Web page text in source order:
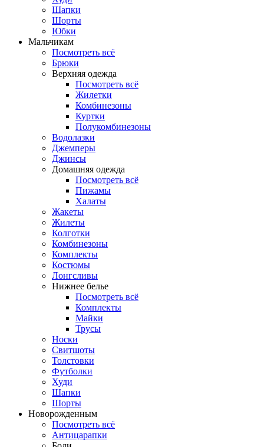
Шапки
Шорты
Юбки
Мальчикам
Посмотреть всё
Брюки
Верхняя одежда
Посмотреть всё
Жилетки
Комбинезоны
Куртки
Полукомбинезоны
Водолазки
Джемперы
Джинсы
Домашняя одежда
Посмотреть всё
Пижамы
Халаты
Жакеты
Жилеты
Колготки
Комбинезоны
Комплекты
Костюмы
Лонгсливы
Нижнее белье
Посмотреть всё
Комплекты
Майки
Трусы
Носки
Свитшоты
Толстовки
Футболки
Худи
Шапки
Шорты
Новорожденным
Посмотреть всё
Антицарапки